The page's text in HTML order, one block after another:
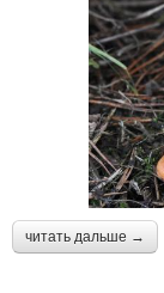
читать дальше →